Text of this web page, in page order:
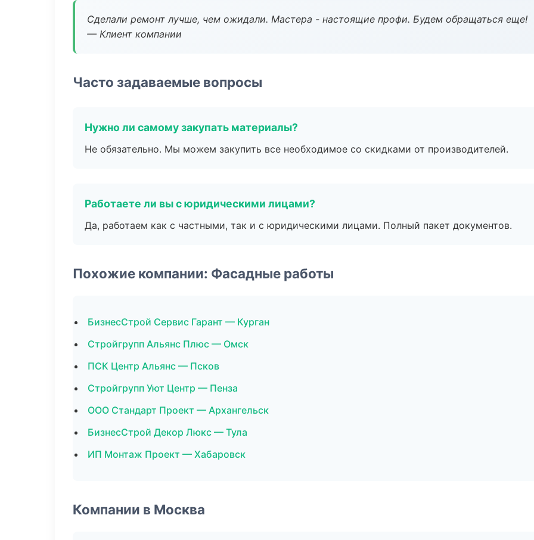
Сделали ремонт лучше, чем ожидали. Мастера - настоящие профи. Будем обращаться еще!
— Клиент компании
Часто задаваемые вопросы
Нужно ли самому закупать материалы?
Не обязательно. Мы можем закупить все необходимое со скидками от производителей.
Работаете ли вы с юридическими лицами?
Да, работаем как с частными, так и с юридическими лицами. Полный пакет документов.
Похожие компании: Фасадные работы
БизнесСтрой Сервис Гарант — Курган
Стройгрупп Альянс Плюс — Омск
ПСК Центр Альянс — Псков
Стройгрупп Уют Центр — Пенза
ООО Стандарт Проект — Архангельск
БизнесСтрой Декор Люкс — Тула
ИП Монтаж Проект — Хабаровск
Компании в Москва